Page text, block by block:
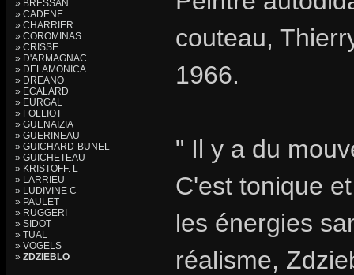
» BRESSAN
» CADENE
» CHARRIER
» COROMINAS
» CRISSE
» D'ARMAGNAC
» DELAMONICA
» DREANO
» ECALARD
» EURGAL
» FOLLIOT
» GUENAIZIA
» GUERINEAU
» GUICHARD-BUNEL
» GUICHETEAU
» KRISTOFF. L
» LARRIEU
» LUDIVINE C
» PAULET
» RUGGERI
» SIDOT
» TUAL
» VOGELS
» ZDZIEBLO
couteau,
1966.
" Il y a du
C'est tonique
les énergies
réalisme,